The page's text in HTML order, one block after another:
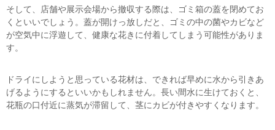
そして、店舗や展示会場から撤収する際は、ゴミ箱の蓋を閉めてお
くといいでしょう。蓋が開けっ放しだと、ゴミの中の菌やカビなど
が空気中に浮遊して、健康な花きに付着してしまう可能性がありま
す。
ドライにしようと思っている花材は、できれば早めに水から引きあ
げるようにするといいかもしれません。長い間水に生けておくと、
花瓶の口付近に蒸気が滞留して、茎にカビが付きやすくなります。